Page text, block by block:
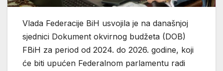
Vlada Federacije BiH usvojila je na današnjoj
sjednici Dokument okvirnog budžeta (DOB)
FBiH za period od 2024. do 2026. godine, koji
će biti upućen Federalnom parlamentu radi